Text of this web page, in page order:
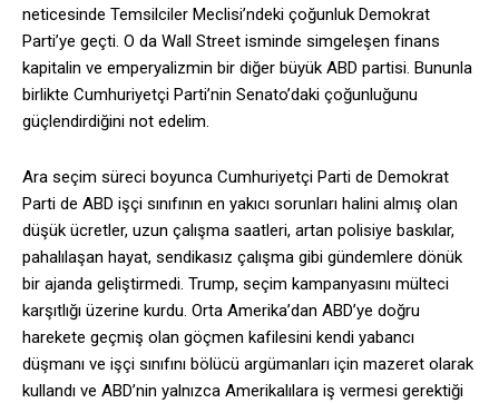
neticesinde Temsilciler Meclisi’ndeki çoğunluk Demokrat
Parti’ye geçti. O da Wall Street isminde simgeleşen finans
kapitalin ve emperyalizmin bir diğer büyük ABD partisi. Bununla
birlikte Cumhuriyetçi Parti’nin Senato’daki çoğunluğunu
güçlendirdiğini not edelim.
Ara seçim süreci boyunca Cumhuriyetçi Parti de Demokrat
Parti de ABD işçi sınıfının en yakıcı sorunları halini almış olan
düşük ücretler, uzun çalışma saatleri, artan polisiye baskılar,
pahalılaşan hayat, sendikasız çalışma gibi gündemlere dönük
bir ajanda geliştirmedi. Trump, seçim kampanyasını mülteci
karşıtlığı üzerine kurdu. Orta Amerika’dan ABD’ye doğru
harekete geçmiş olan göçmen kafilesini kendi yabancı
düşmanı ve işçi sınıfını bölücü argümanları için mazeret olarak
kullandı ve ABD’nin yalnızca Amerikalılara iş vermesi gerektiği